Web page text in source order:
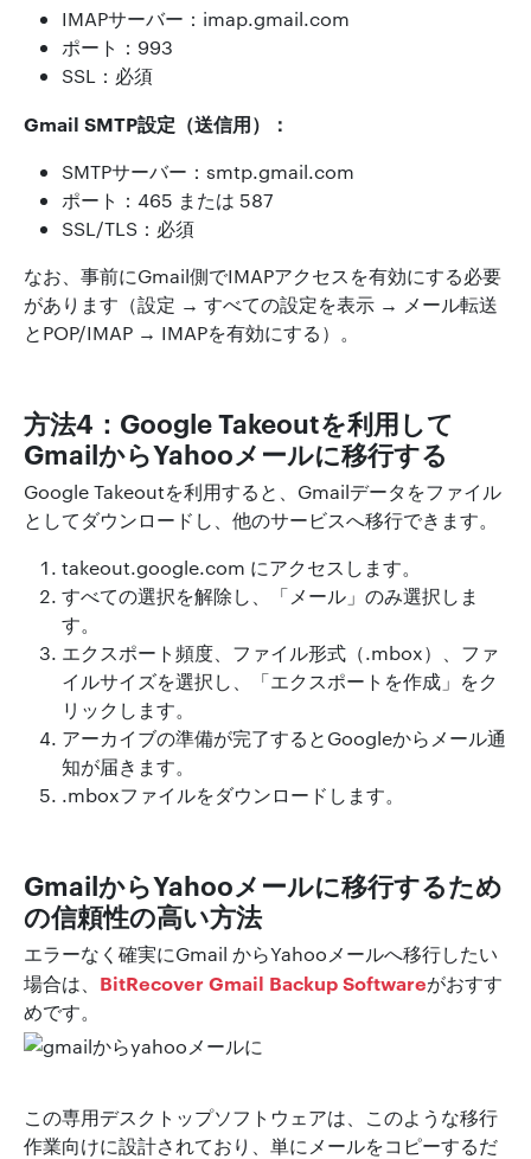
IMAPサーバー：imap.gmail.com
ポート：993
SSL：必須
Gmail SMTP設定（送信用）：
SMTPサーバー：smtp.gmail.com
ポート：465 または 587
SSL/TLS：必須
なお、事前にGmail側でIMAPアクセスを有効にする必要
があります（設定 → すべての設定を表示 → メール転送
とPOP/IMAP → IMAPを有効にする）。
方法4：Google Takeoutを利用して
GmailからYahooメールに移行する
Google Takeoutを利用すると、Gmailデータをファイル
としてダウンロードし、他のサービスへ移行できます。
takeout.google.com にアクセスします。
すべての選択を解除し、「メール」のみ選択しま
す。
エクスポート頻度、ファイル形式（.mbox）、ファ
イルサイズを選択し、「エクスポートを作成」をク
リックします。
アーカイブの準備が完了するとGoogleからメール通
知が届きます。
.mboxファイルをダウンロードします。
GmailからYahooメールに移行するため
の信頼性の高い方法
エラーなく確実にGmail からYahooメールへ移行したい
場合は、 BitRecover Gmail Backup Softwareがおすす
めです。
この専用デスクトップソフトウェアは、このような移行
作業向けに設計されており、単にメールをコピーするだ